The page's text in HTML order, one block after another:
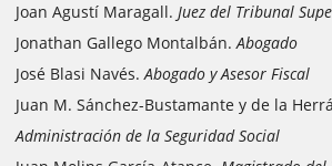
Joan Agustí Maragall. Juez del Tribunal
Jonathan Gallego Montalbán.Abogado
José Blasi Navés.Abogado y Asesor Fiscal
Juan M. Sánchez-Bustamante y de la
Administración de la Seguridad Social